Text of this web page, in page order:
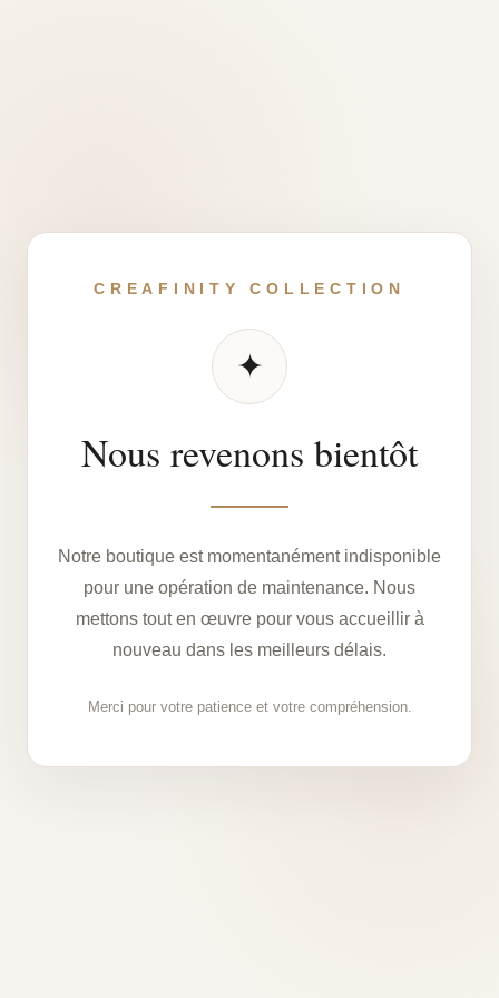
CREAFINITY COLLECTION
✦
Nous revenons bientôt
Notre boutique est momentanément indisponible
pour une opération de maintenance. Nous
mettons tout en œuvre pour vous accueillir à
nouveau dans les meilleurs délais.
Merci pour votre patience et votre compréhension.